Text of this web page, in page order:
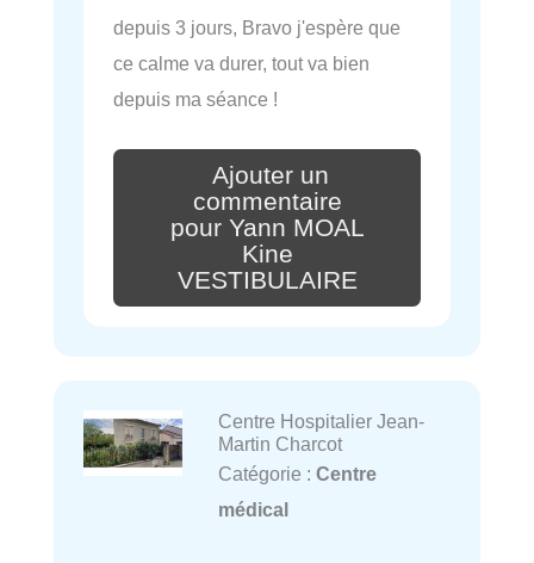
depuis 3 jours, Bravo j'espère que
ce calme va durer, tout va bien
depuis ma séance !
Ajouter un
commentaire
pour Yann MOAL
Kine
VESTIBULAIRE
Centre Hospitalier Jean-
Martin Charcot
Catégorie : Centre
médical